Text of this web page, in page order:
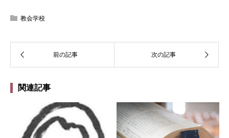
教会学校
関連記事